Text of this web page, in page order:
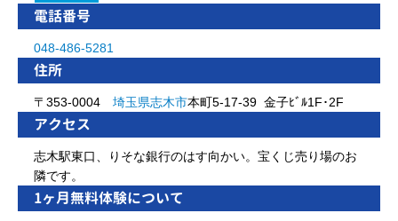
電話番号
048-486-5281
住所
〒353-0004 埼玉県志木市本町5-17-39 金子ﾋﾞﾙ1F･2F
アクセス
志木駅東口、りそな銀行のはす向かい。宝くじ売り場のお
隣です。
1ヶ月無料体験について